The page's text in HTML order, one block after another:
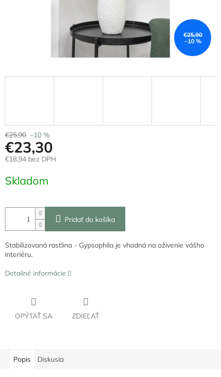
€25,90
–10 %
€25,90 –10 %
€23,30
€18,94 bez DPH
cena:
Skladom
Pridať do košíka
Stabilizovaná rastlina - Gypsophila je vhodná na oživenie vášho
interiéru.
Detailné informácie
OPÝTAŤ SA ZDIEĽAŤ
Popis Diskusia